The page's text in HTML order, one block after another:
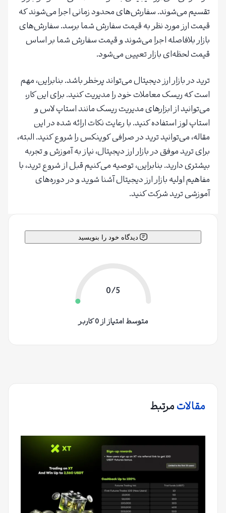
تقسیم می‌شوند. سفارش‌های محدود زمانی اجرا می‌شوند که
قیمت ارز مورد نظر به قیمت سفارش شما برسد. سفارش‌های
بازار بلافاصله اجرا می‌شوند و قیمت سفارش شما بر اساس
قیمت لحظه‌ای بازار تعیین می‌شود.
ترید در بازار ارز دیجیتال می‌تواند پرخطر باشد. بنابراین، مهم
است که ریسک معاملات خود را مدیریت کنید. برای این کار،
می‌توانید از ابزارهای مدیریت ریسک مانند استاپ لاس و
استاپ لوز استفاده کنید. با رعایت نکات ارائه شده در این
مقاله، می‌توانید ترید در صرافی کوینکس را شروع کنید. البته،
برای ترید موفق در بازار ارز دیجیتال، نیاز به آموزش و تجربه
بیشتری دارید. بنابراین، توصیه می‌کنیم قبل از شروع ترید، با
مفاهیم اولیه بازار ارز دیجیتال آشنا شوید و در دوره‌های
آموزشی ترید شرکت کنید.
دیدگاه خود را بنویسید
0/5
متوسط امتیاز از 0 کاربر
مقالاتمرتبط